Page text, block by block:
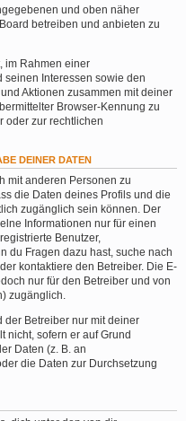
und oben näher
betreiben und anbieten zu
im Rahmen einer
Interessen sowie den
Aktionen zusammen mit deiner
Browser-Kennung zu
oder zur rechtlichen
DEINER DATEN
mit anderen Personen zu
die Daten deines Profils und die
zugänglich sein können. Der
Informationen nur für einen
Benutzer,
du Fragen dazu hast, suche nach
kontaktiere den Betreiber. Die E-
nur für den Betreiber und von
zugänglich.
Betreiber nur mit deiner
nicht, sofern er auf Grund
Daten (z. B. an
die Daten zur Durchsetzung